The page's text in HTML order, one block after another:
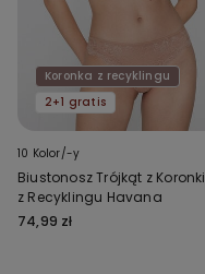
Koronka z recyklingu
2+1 gratis
10 Kolor/-y
Biustonosz Trójkąt z Koronki
z Recyklingu Havana
74,99 zł